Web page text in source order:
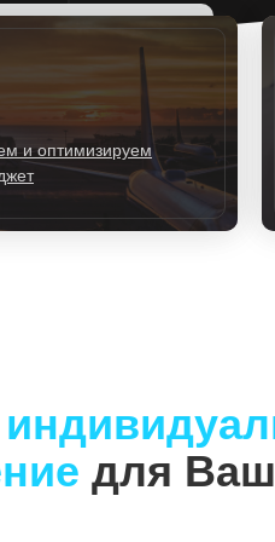
и оптимизируем
для